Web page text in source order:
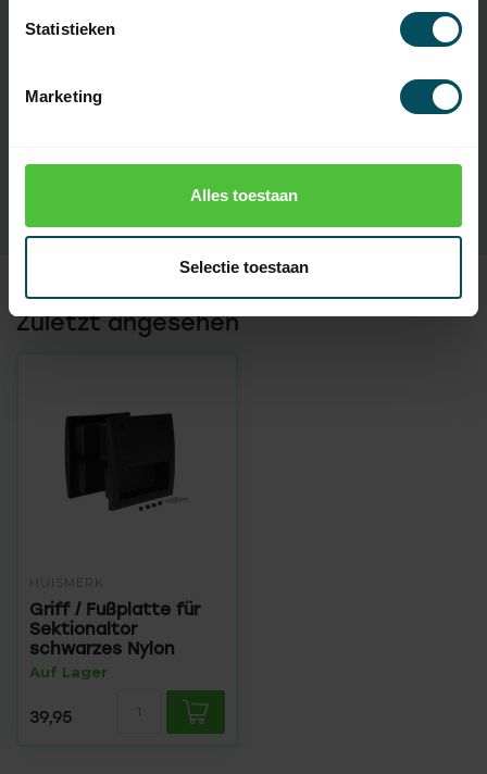
Statistieken
Marketing
Alles toestaan
Selectie toestaan
SKU 107004004
Zuletzt angesehen
HUISMERK
Griff / Fußplatte für
Sektionaltor
schwarzes Nylon
Auf Lager
39,95